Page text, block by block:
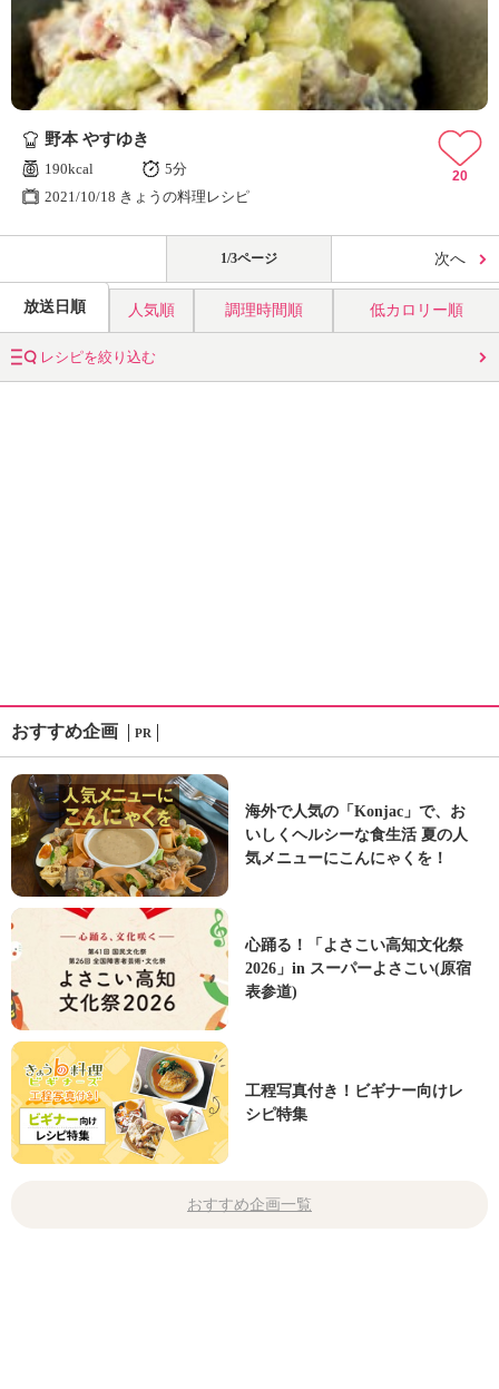
野本 やすゆき
190kcal
5分
2021/10/18 きょうの料理レシピ
20
1/3ページ 次へ
放送日順 人気順 調理時間順 低カロリー順
レシピを絞り込む
おすすめ企画 PR
海外で人気の「Konjac」で、お
いしくヘルシーな食生活 夏の人
気メニューにこんにゃくを！
心踊る！「よさこい高知文化祭
2026」in スーパーよさこい(原宿
表参道)
工程写真付き！ビギナー向けレ
シピ特集
おすすめ企画一覧